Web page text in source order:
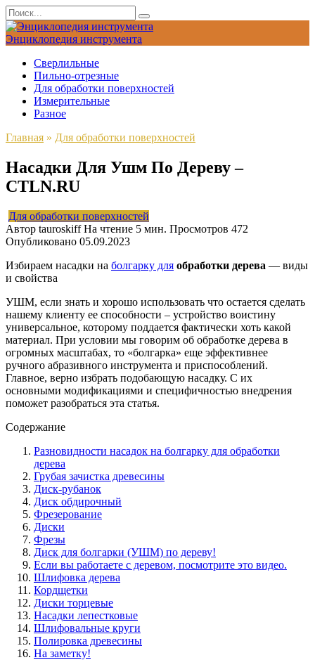
Перейти
к
содержанию
Search
for:
Энциклопедия инструмента
Сверлильные
Пильно-отрезные
Для обработки поверхностей
Измерительные
Разное
Главная » Для обработки поверхностей
Насадки Для Ушм По Дереву –
CTLN.RU
Для обработки поверхностей
Автор tauroskiff На чтение 5 мин. Просмотров 472
Опубликовано 05.09.2023
Избираем насадки на болгарку для обработки дерева — виды
и свойства
УШМ, если знать и хорошо использовать что остается сделать
нашему клиенту ее способности – устройство воистину
универсальное, которому поддается фактически хоть какой
материал. При условии мы говорим об обработке дерева в
огромных масштабах, то «болгарка» еще эффективнее
ручного абразивного инструмента и приспособлений.
Главное, верно избрать подобающую насадку. С их
основными модификациями и специфичностью внедрения
поможет разобраться эта статья.
Содержание
Разновидности насадок на болгарку для обработки
дерева
Грубая зачистка древесины
Диск-рубанок
Диск обдирочный
Фрезерование
Диски
Фрезы
Диск для болгарки (УШМ) по дереву!
Если вы работаете с деревом, посмотрите это видео.
Шлифовка дерева
Кордщетки
Диски торцевые
Насадки лепестковые
Шлифовальные круги
Полировка древесины
На заметку!